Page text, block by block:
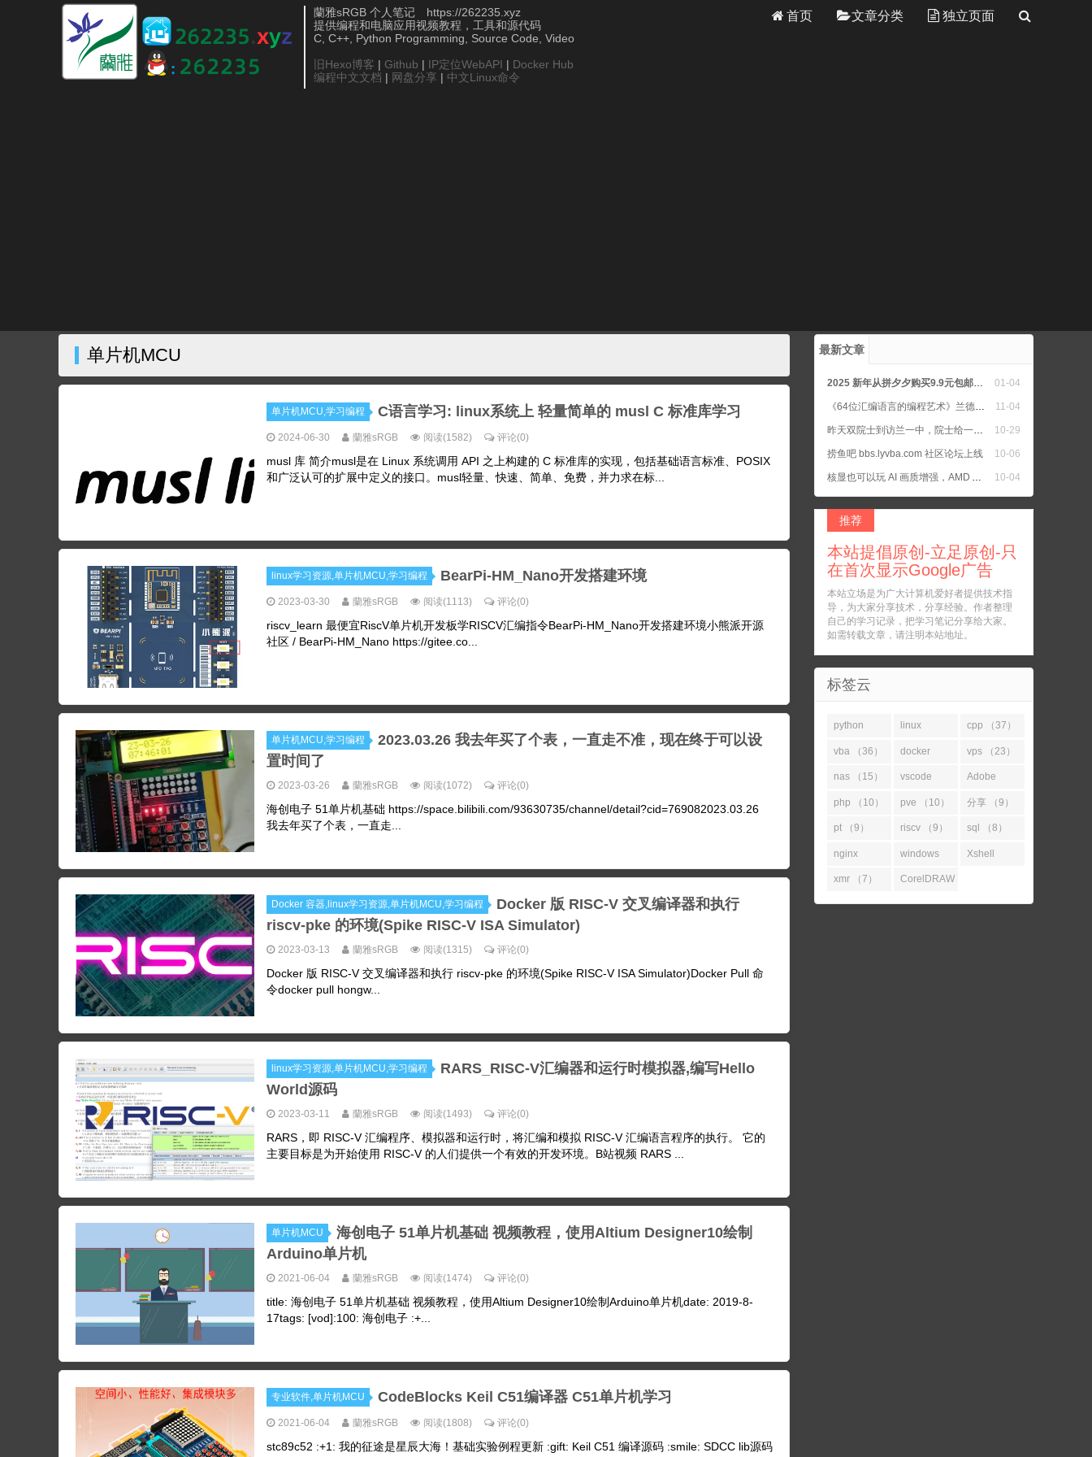
蘭雅sRGB 个人笔记 https://262235.xyz
提供编程和电脑应用视频教程，工具和源代码
C, C++, Python Programming, Source Code, Video
旧Hexo博客 | Github | IP定位WebAPI | Docker Hub
编程中文文档 | 网盘分享 | 中文Linux命令
首页 文章分类 独立页面
单片机MCU
单片机MCU,学习编程 C语言学习: linux系统上 轻量简单的 musl C 标准库学习
2024-06-30 蘭雅sRGB 阅读(1582) 评论(0)
musl 库 简介musl是在 Linux 系统调用 API 之上构建的 C 标准库的实现，包括基础语言标准、POSIX
和广泛认可的扩展中定义的接口。musl轻量、快速、简单、免费，并力求在标...
linux学习资源,单片机MCU,学习编程 BearPi-HM_Nano开发搭建环境
2023-03-30 蘭雅sRGB 阅读(1113) 评论(0)
riscv_learn 最便宜RiscV单片机开发板学RISCV汇编指令BearPi-HM_Nano开发搭建环境小熊派开源
社区 / BearPi-HM_Nano https://gitee.co...
单片机MCU,学习编程
2023.03.26 我去年买了个表，一直走不准，现在终于可以设
置时间了
2023-03-26 蘭雅sRGB 阅读(1072) 评论(0)
海创电子 51单片机基础 https://space.bilibili.com/93630735/channel/detail?cid=769082023.03.26
我去年买了个表，一直走...
Docker 容器,linux学习资源,单片机MCU,学习编程
Docker 版 RISC-V 交叉编译器和执行
riscv-pke 的环境(Spike RISC-V ISA Simulator)
2023-03-13 蘭雅sRGB 阅读(1315) 评论(0)
Docker 版 RISC-V 交叉编译器和执行 riscv-pke 的环境(Spike RISC-V ISA Simulator)Docker Pull 命
令docker pull hongw...
linux学习资源,单片机MCU,学习编程
RARS_RISC-V汇编器和运行时模拟器,编写Hello
World源码
2023-03-11 蘭雅sRGB 阅读(1493) 评论(0)
RARS，即 RISC-V 汇编程序、模拟器和运行时，将汇编和模拟 RISC-V 汇编语言程序的执行。 它的
主要目标是为开始使用 RISC-V 的人们提供一个有效的开发环境。B站视频 RARS ...
单片机MCU
海创电子 51单片机基础 视频教程，使用Altium Designer10绘制
Arduino单片机
2021-06-04 蘭雅sRGB 阅读(1474) 评论(0)
title: 海创电子 51单片机基础 视频教程，使用Altium Designer10绘制Arduino单片机date: 2019-8-
17tags: [vod]:100: 海创电子 :+...
专业软件,单片机MCU CodeBlocks Keil C51编译器 C51单片机学习
2021-06-04 蘭雅sRGB 阅读(1808) 评论(0)
stc89c52 :+1: 我的征途是星辰大海！基础实验例程更新 :gift: Keil C51 编译源码 :smile: SDCC lib源码
最新文章
01-04
2025 新年从拼夕夕购买9.9元包邮的书籍二手正版书
11-04
《64位汇编语言的编程艺术》兰德尔·海德著
10-29
昨天双院士到访兰一中，院士给一中学生上公开课，我女儿所在班去听院士教诲了
10-06
捞鱼吧 bbs.lyvba.com 社区论坛上线
10-04
核显也可以玩 AI 画质增强，AMD APU 把核显默认设置为 UMA Auto
推荐
本站提倡原创-立足原创-只
在首次显示Google广告
本站立场是为广大计算机爱好者提供技术指
导，为大家分享技术，分享经验。作者整理
自己的学习记录，把学习笔记分享给大家。
如需转载文章，请注明本站地址。
标签云
python
（52）
linux
（45）
cpp （37）
vba （36） docker
（31）
vps （23）
nas （15） vscode
（14）
Adobe
（11）
php （10） pve （10） 分享 （9）
pt （9） riscv （9） sql （8）
nginx
（7）
windows
（7）
Xshell
xmr （7） CorelDRAW
（7）